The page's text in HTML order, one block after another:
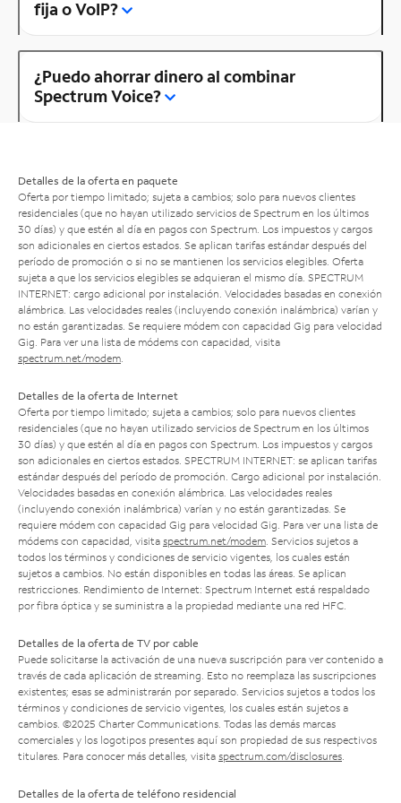
fija o VoIP?
¿Puedo ahorrar dinero al combinar
Spectrum Voice?
Detalles de la oferta en paquete
Oferta por tiempo limitado; sujeta a cambios; solo para nuevos clientes
residenciales (que no hayan utilizado servicios de Spectrum en los últimos
30 días) y que estén al día en pagos con Spectrum. Los impuestos y cargos
son adicionales en ciertos estados. Se aplican tarifas estándar después del
período de promoción o si no se mantienen los servicios elegibles. Oferta
sujeta a que los servicios elegibles se adquieran el mismo día. SPECTRUM
INTERNET: cargo adicional por instalación. Velocidades basadas en conexión
alámbrica. Las velocidades reales (incluyendo conexión inalámbrica) varían y
no están garantizadas. Se requiere módem con capacidad Gig para velocidad
Gig. Para ver una lista de módems con capacidad, visita
spectrum.net/modem
Detalles de la oferta de Internet
Oferta por tiempo limitado; sujeta a cambios; solo para nuevos clientes
residenciales (que no hayan utilizado servicios de Spectrum en los últimos
30 días) y que estén al día en pagos con Spectrum. Los impuestos y cargos
son adicionales en ciertos estados. SPECTRUM INTERNET: se aplican tarifas
estándar después del período de promoción. Cargo adicional por instalación.
Velocidades basadas en conexión alámbrica. Las velocidades reales
(incluyendo conexión inalámbrica) varían y no están garantizadas. Se
requiere módem con capacidad Gig para velocidad Gig. Para ver una lista de
módems con capacidad, visita spectrum.net/modem . Servicios sujetos a
todos los términos y condiciones de servicio vigentes, los cuales están
sujetos a cambios. No están disponibles en todas las áreas. Se aplican
restricciones. Rendimiento de Internet: Spectrum Internet está respaldado
por fibra óptica y se suministra a la propiedad mediante una red HFC.
Detalles de la oferta de TV por cable
Puede solicitarse la activación de una nueva suscripción para ver contenido a
través de cada aplicación de streaming. Esto no reemplaza las suscripciones
existentes; esas se administrarán por separado. Servicios sujetos a todos los
términos y condiciones de servicio vigentes, los cuales están sujetos a
cambios. ©2025 Charter Communications. Todas las demás marcas
comerciales y los logotipos presentes aquí son propiedad de sus respectivos
titulares. Para conocer más detalles, visita spectrum.com/disclosures
Detalles de la oferta de teléfono residencial